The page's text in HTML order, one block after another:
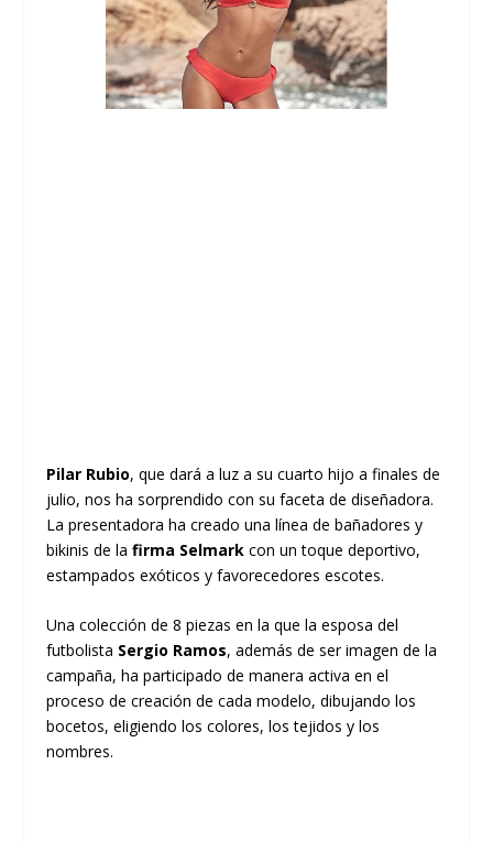
Pilar Rubio, que dará a luz a su cuarto hijo a finales de
julio, nos ha sorprendido con su faceta de diseñadora.
La presentadora ha creado una línea de bañadores y
bikinis de la firma Selmark con un toque deportivo,
estampados exóticos y favorecedores escotes.
Una colección de 8 piezas en la que la esposa del
futbolista Sergio Ramos, además de ser imagen de la
campaña, ha participado de manera activa en el
proceso de creación de cada modelo, dibujando los
bocetos, eligiendo los colores, los tejidos y los
nombres.